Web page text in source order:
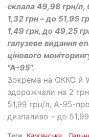
склала 49,98 грн/
1,32 грн – до 51,95
1,49 грн, до 49,25
галузеве видання
цінового
"А-95".
Зокрема на ОККО й
здорожчали на 2
51,99 грн/л, А-95-
дизпаливо – до